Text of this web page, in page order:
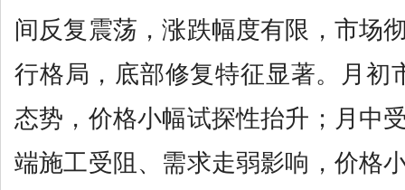
间反复震荡，涨跌幅度有限，市场
行格局，底部修复特征显著。月初
态势，价格小幅试探性抬升；月中
端施工受阻、需求走弱影响，价格